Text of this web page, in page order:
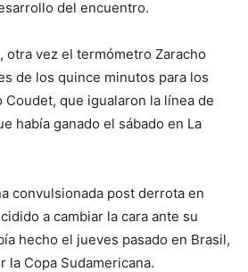
del encuentro.
otra vez el termómetro Zaracho
de los quince minutos para los
que igualaron la línea de
había ganado el sábado en La
convulsionada post derrota en
a cambiar la cara ante su
hecho el jueves pasado en Brasil,
la Copa Sudamericana.